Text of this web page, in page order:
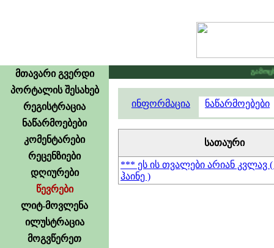
მთავარი გვერდი
პორტალის შესახებ
რეგისტრაცია
ნაწარმოებები
კომენტარები
რეცენზიები
დღიურები
წევრები
ლიტ-მოვლენა
ილუსტრაცია
მოგვწერეთ
ინფორმაცია ნაწარმოებები
სათაური
*** ეს ის თვალები არიან კვლავ (
ჰაინე )